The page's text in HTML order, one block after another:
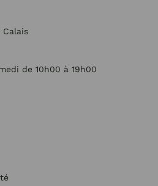
Calais
de 10h00 à 19h00